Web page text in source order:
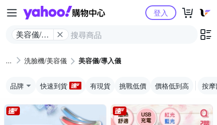
Yahoo購物中心
美容儀/導
登入
洗臉機/美容儀 美容儀/導入儀
品牌 快速到貨 有現貨 挑戰低價 價格低到高 按